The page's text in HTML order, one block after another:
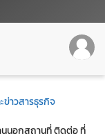
ข่าวสารธุรกิจ
นนอกสถานที่ ติดต่อ ที่